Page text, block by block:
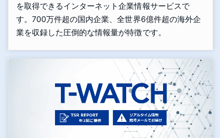
を取得できるインターネット企業情報サービスで
す。700万件超の国内企業、全世界6億件超の海外企
業を収録した圧倒的な情報量が特徴です。